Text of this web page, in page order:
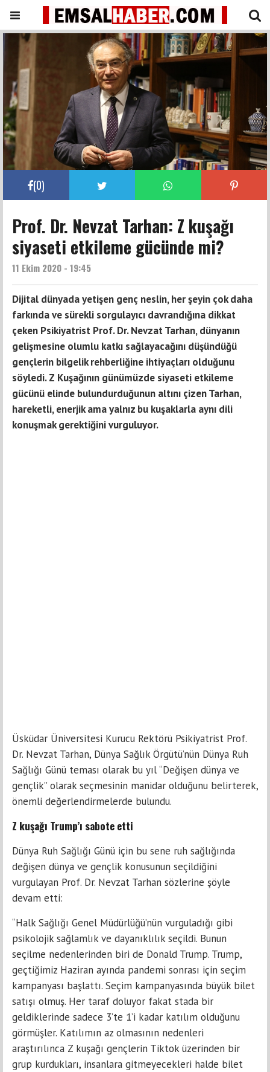
(0)
Prof. Dr. Nevzat Tarhan: Z kuşağı
siyaseti etkileme gücünde mi?
11 Ekim 2020 - 19:45
Dijital dünyada yetişen genç neslin, her şeyin çok daha
farkında ve sürekli sorgulayıcı davrandığına dikkat
çeken Psikiyatrist Prof. Dr. Nevzat Tarhan, dünyanın
gelişmesine olumlu katkı sağlayacağını düşündüğü
gençlerin bilgelik rehberliğine ihtiyaçları olduğunu
söyledi. Z Kuşağının günümüzde siyaseti etkileme
gücünü elinde bulundurduğunun altını çizen Tarhan,
hareketli, enerjik ama yalnız bu kuşaklarla aynı dili
konuşmak gerektiğini vurguluyor.
Üsküdar Üniversitesi Kurucu Rektörü Psikiyatrist Prof.
Dr. Nevzat Tarhan, Dünya Sağlık Örgütü’nün Dünya Ruh
Sağlığı Günü teması olarak bu yıl “Değişen dünya ve
gençlik” olarak seçmesinin manidar olduğunu belirterek,
önemli değerlendirmelerde bulundu.
Z kuşağı Trump’ı sabote etti
Dünya Ruh Sağlığı Günü için bu sene ruh sağlığında
değişen dünya ve gençlik konusunun seçildiğini
vurgulayan Prof. Dr. Nevzat Tarhan sözlerine şöyle
devam etti:
“Halk Sağlığı Genel Müdürlüğü’nün vurguladığı gibi
psikolojik sağlamlık ve dayanıklılık seçildi. Bunun
seçilme nedenlerinden biri de Donald Trump. Trump,
geçtiğimiz Haziran ayında pandemi sonrası için seçim
kampanyası başlattı. Seçim kampanyasında büyük bilet
satışı olmuş. Her taraf doluyor fakat stada bir
geldiklerinde sadece 3’te 1’i kadar katılım olduğunu
görmüşler. Katılımın az olmasının nedenleri
araştırılınca Z kuşağı gençlerin Tiktok üzerinden bir
grup kurdukları, insanlara gitmeyecekleri halde bilet